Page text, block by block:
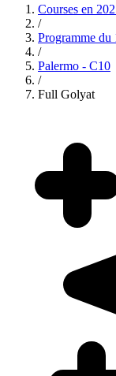
Courses en
/
Programme du
/
Palermo - C10
/
Full Golyat